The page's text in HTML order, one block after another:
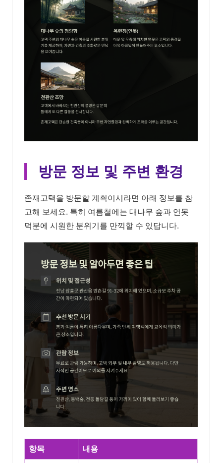
방문 정보 및 주변 환경
존재고택을 방문할 계획이시라면 아래 정보를 참
고해 보세요. 특히 여름철에는 대나무 숲과 연못
덕분에 시원한 분위기를 만끽할 수 있답니다.
항목 내용